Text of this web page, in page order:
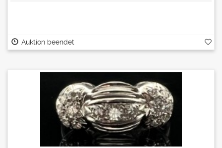
Auktion beendet